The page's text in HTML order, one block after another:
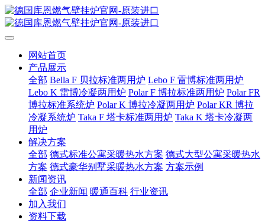
网站首页
产品展示
全部 Bella F 贝拉标准两用炉 Lebo F 雷博标准两用炉
Lebo K 雷博冷凝两用炉 Polar F 博拉标准两用炉 Polar FR
博拉标准系统炉 Polar K 博拉冷凝两用炉 Polar KR 博拉
冷凝系统炉 Taka F 塔卡标准两用炉 Taka K 塔卡冷凝两
用炉
解决方案
全部 德式标准公寓采暖热水方案 德式大型公寓采暖热水
方案 德式豪华别墅采暖热水方案 方案示例
新闻资讯
全部 企业新闻 暖通百科 行业资讯
加入我们
资料下载